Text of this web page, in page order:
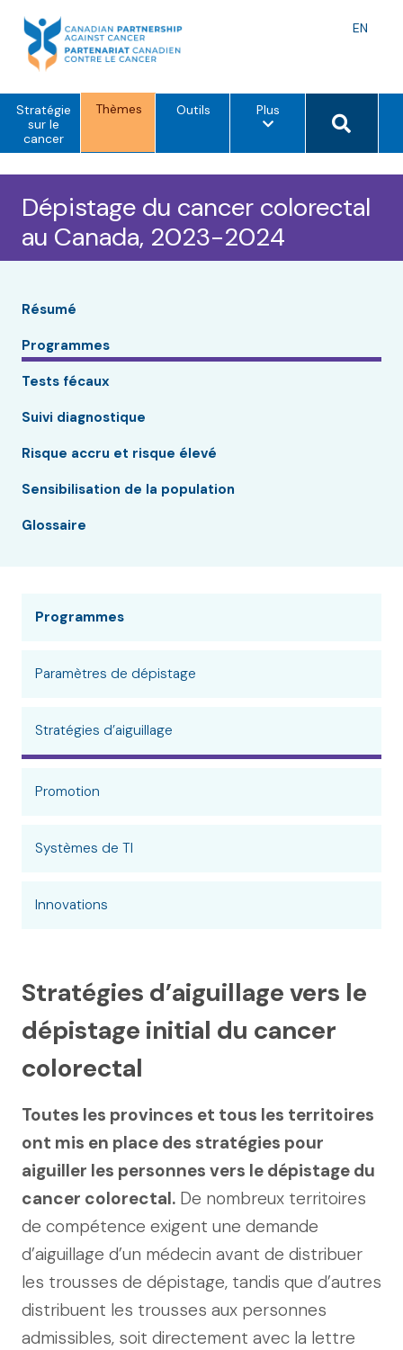
content
EN
Stratégie
sur le
cancer
Thèmes Outils Pluso
i
d
m
Search
Dépistage du cancer colorectal
au Canada, 2023-2024
Résumé
Programmes
Tests fécaux
Suivi diagnostique
Risque accru et risque élevé
Sensibilisation de la population
Glossaire
Programmes
Paramètres de dépistage
Stratégies d’aiguillage
Promotion
Systèmes de TI
Innovations
Stratégies d’aiguillage vers le
dépistage initial du cancer
colorectal
Toutes les provinces et tous les territoires
ont mis en place des stratégies pour
aiguiller les personnes vers le dépistage du
cancer colorectal. De nombreux territoires
de compétence exigent une demande
d’aiguillage d’un médecin avant de distribuer
les trousses de dépistage, tandis que d’autres
distribuent les trousses aux personnes
admissibles, soit directement avec la lettre